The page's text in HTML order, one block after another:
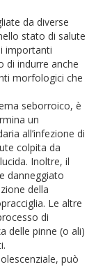
da diverse
stato di salute
importanti
di indurre anche
morfologici che
seborroico, è
un
all’infezione di
colpita da
Inoltre, il
danneggiato
della
Le altre
di
delle pinne (o ali)
può